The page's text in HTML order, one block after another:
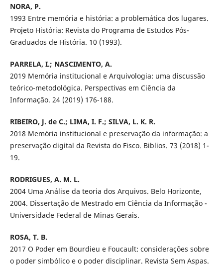
NORA, P.
1993 Entre memória e história: a problemática dos lugares.
Projeto História: Revista do Programa de Estudos Pós-
Graduados de História. 10 (1993).
PARRELA, I.; NASCIMENTO, A.
2019 Memória institucional e Arquivologia: uma discussão
teórico-metodológica. Perspectivas em Ciência da
Informação. 24 (2019) 176-188.
RIBEIRO, J. de C.; LIMA, I. F.; SILVA, L. K. R.
2018 Memória institucional e preservação da informação: a
preservação digital da Revista do Fisco. Biblios. 73 (2018) 1-
19.
RODRIGUES, A. M. L.
2004 Uma Análise da teoria dos Arquivos. Belo Horizonte,
2004. Dissertação de Mestrado em Ciência da Informação -
Universidade Federal de Minas Gerais.
ROSA, T. B.
2017 O Poder em Bourdieu e Foucault: considerações sobre
o poder simbólico e o poder disciplinar. Revista Sem Aspas.